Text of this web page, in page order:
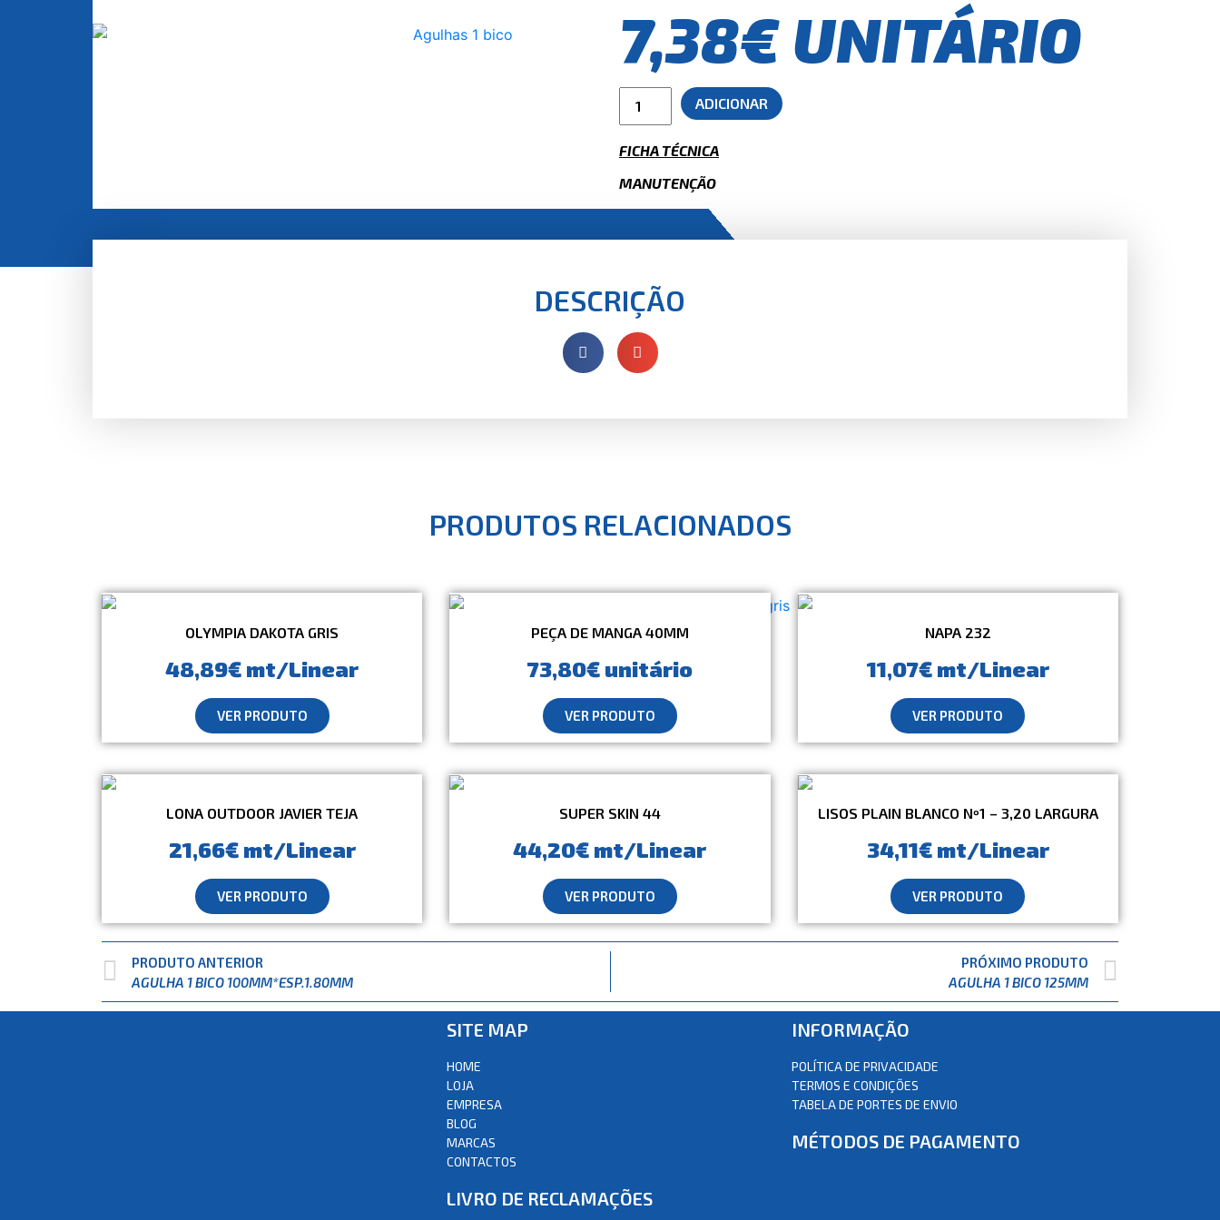
7,38€ UNITÁRIO
ADICIONAR
FICHA TÉCNICA
MANUTENÇÃO
DESCRIÇÃO
PRODUTOS RELACIONADOS
OLYMPIA DAKOTA GRIS
48,89€ mt/Linear
VER PRODUTO
PEÇA DE MANGA 40MM
73,80€ unitário
VER PRODUTO
NAPA 232
11,07€ mt/Linear
VER PRODUTO
LONA OUTDOOR JAVIER TEJA
21,66€ mt/Linear
VER PRODUTO
SUPER SKIN 44
44,20€ mt/Linear
VER PRODUTO
LISOS PLAIN BLANCO Nº1 – 3,20 LARGURA
34,11€ mt/Linear
VER PRODUTO
PRODUTO ANTERIOR
AGULHA 1 BICO 100MM*ESP.1.80MM
PRÓXIMO PRODUTO
AGULHA 1 BICO 125MM
SITE MAP
HOME
LOJA
EMPRESA
BLOG
MARCAS
CONTACTOS
LIVRO DE RECLAMAÇÕES
INFORMAÇÃO
POLÍTICA DE PRIVACIDADE
TERMOS E CONDIÇÕES
TABELA DE PORTES DE ENVIO
MÉTODOS DE PAGAMENTO